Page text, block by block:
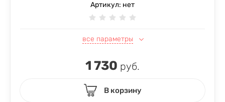
Артикул: нет
все параметры
1 730 руб.
В корзину